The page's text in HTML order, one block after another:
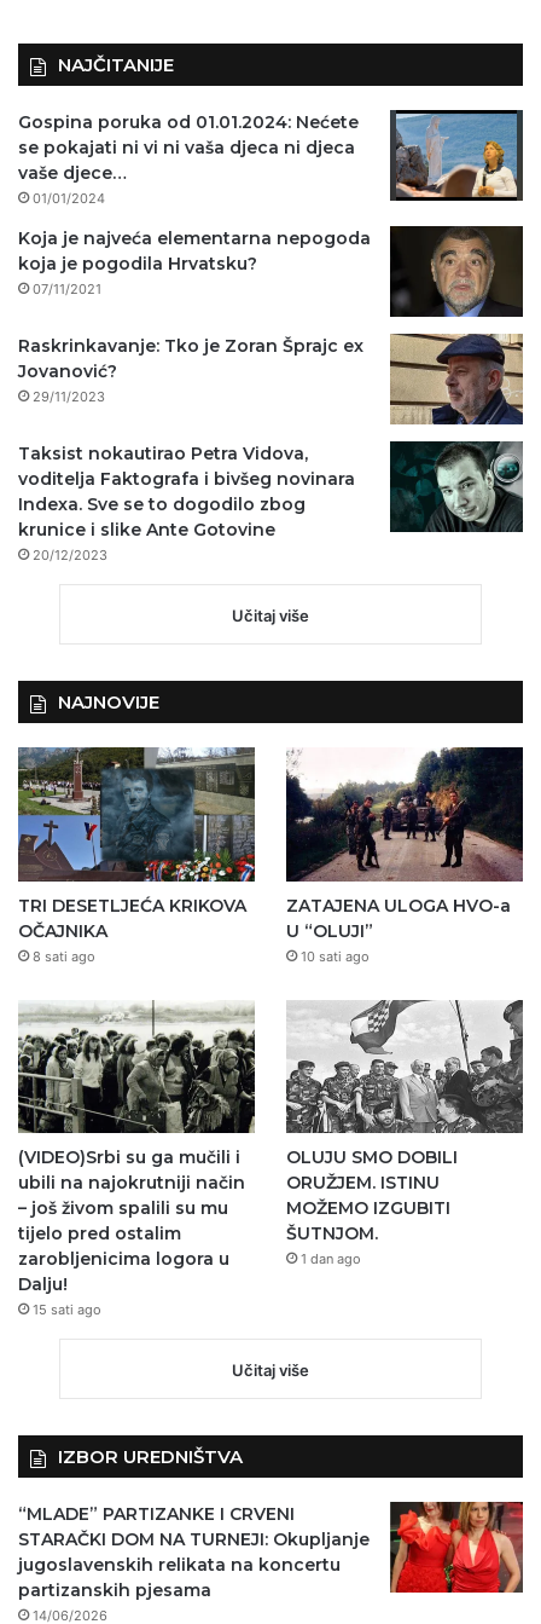
NAJČITANIJE
Gospina poruka od 01.01.2024: Nećete
se pokajati ni vi ni vaša djeca ni djeca
vaše djece…
01/01/2024
Koja je najveća elementarna nepogoda
koja je pogodila Hrvatsku?
07/11/2021
Raskrinkavanje: Tko je Zoran Šprajc ex
Jovanović?
29/11/2023
Taksist nokautirao Petra Vidova,
voditelja Faktografa i bivšeg novinara
Indexa. Sve se to dogodilo zbog
krunice i slike Ante Gotovine
20/12/2023
Učitaj više
NAJNOVIJE
TRI DESETLJEĆA KRIKOVA
OČAJNIKA
8 sati ago
ZATAJENA ULOGA HVO-a
U “OLUJI”
10 sati ago
(VIDEO)Srbi su ga mučili i
ubili na najokrutniji način
– još živom spalili su mu
tijelo pred ostalim
zarobljenicima logora u
Dalju!
15 sati ago
OLUJU SMO DOBILI
ORUŽJEM. ISTINU
MOŽEMO IZGUBITI
ŠUTNJOM.
1 dan ago
Učitaj više
IZBOR UREDNIŠTVA
“MLADE” PARTIZANKE I CRVENI
STARAČKI DOM NA TURNEJI: Okupljanje
jugoslavenskih relikata na koncertu
partizanskih pjesama
14/06/2026